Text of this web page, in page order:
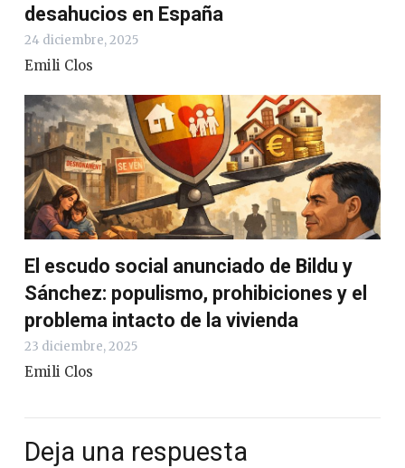
desahucios en España
24 diciembre, 2025
Emili Clos
El escudo social anunciado de Bildu y
Sánchez: populismo, prohibiciones y el
problema intacto de la vivienda
23 diciembre, 2025
Emili Clos
Deja una respuesta